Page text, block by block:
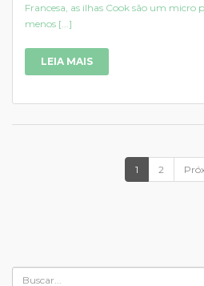
Francesa, as ilhas Cook são um micro
menos [...]
LEIA MAIS
1 2